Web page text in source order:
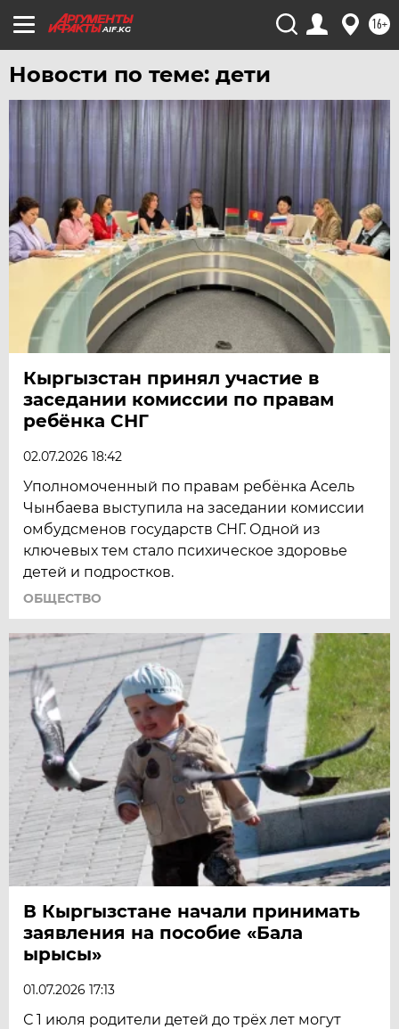
AIF.KG 16+
Новости по теме: дети
Кыргызстан принял участие в
заседании комиссии по правам
ребёнка СНГ
02.07.2026 18:42
Уполномоченный по правам ребёнка Асель
Чынбаева выступила на заседании комиссии
омбудсменов государств СНГ. Одной из
ключевых тем стало психическое здоровье
детей и подростков.
ОБЩЕСТВО
В Кыргызстане начали принимать
заявления на пособие «Бала
ырысы»
01.07.2026 17:13
С 1 июля родители детей до трёх лет могут